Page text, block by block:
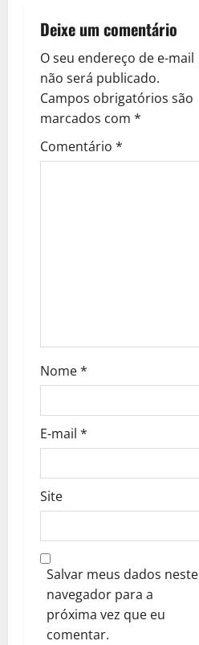
v
i
g
a
t
Deixe um comentário
O seu endereço de e-mail
não será publicado.
Campos obrigatórios são
marcados com *
Comentário *
Nome*
E-mail *
Site
Salvar meus dados neste
navegador para a
próxima vez que eu
comentar.